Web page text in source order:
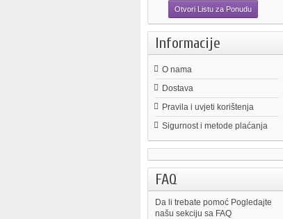
Otvori Listu za Ponudu
Informacije
O nama
Dostava
Pravila i uvjeti korištenja
Sigurnost i metode plaćanja
FAQ
Da li trebate pomoć Pogledajte
našu sekciju sa FAQ